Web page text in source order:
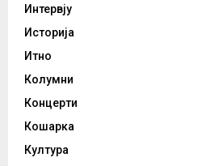
Интервју
Историја
Итно
Колумни
Концерти
Кошарка
Култура